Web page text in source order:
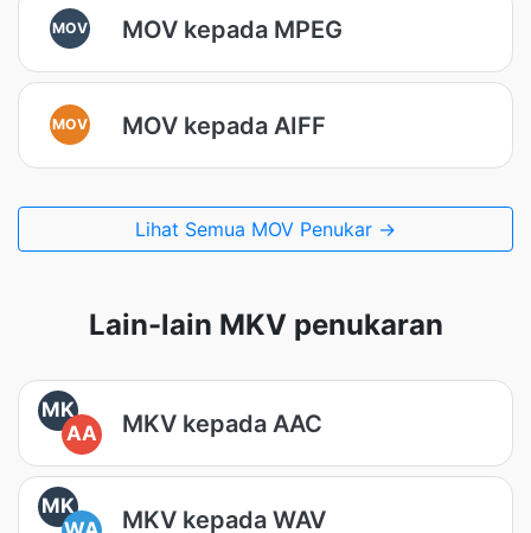
MOV MOV kepada MPEG
MOV MOV kepada AIFF
Lihat Semua MOV Penukar →
Lain-lain MKV penukaran
MK
AA
MKV kepada AAC
MK
MKV kepada WAV